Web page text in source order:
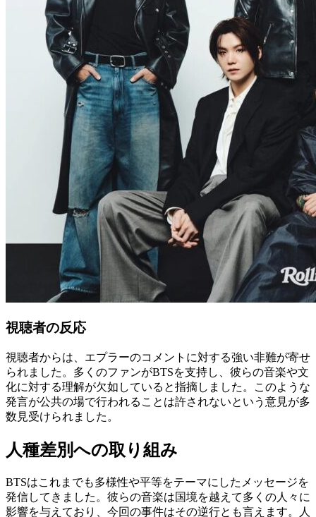
視聴者の反応
視聴者からは、エプラーのコメントに対する強い非難が寄せ
られました。多くのファンがBTSを支持し、彼らの音楽や文
化に対する理解が欠如していると指摘しました。このような
発言が公共の場で行われることは許されないという意見が多
数見受けられました。
人種差別への取り組み
BTSはこれまでも多様性や平等をテーマにしたメッセージを
発信してきました。彼らの音楽は国境を越えて多くの人々に
影響を与えており、今回の事件はその逆行とも言えます。人